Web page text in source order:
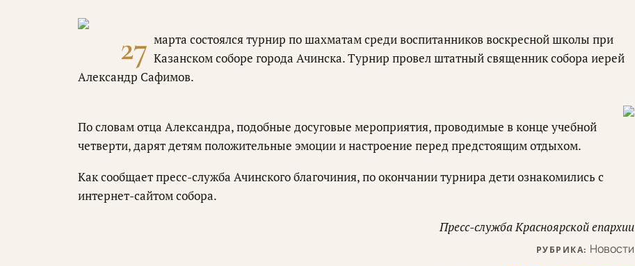
27 марта состоялся турнир по шахматам среди воспитанников воскресной школы при
Казанском соборе города Ачинска. Турнир провел штатный священник собора иерей
Александр Сафимов.
По словам отца Александра, подобные досуговые мероприятия, проводимые в конце учебной
четверти, дарят детям положительные эмоции и настроение перед предстоящим отдыхом.
Как сообщает пресс-служба Ачинского благочиния, по окончании турнира дети ознакомились с
интернет-сайтом собора.
Пресс-служба Красноярской епархии
РУБРИКА: Новости